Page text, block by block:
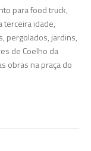
Meriti
praça
para food truck,
terceira idade,
pergolados, jardins,
de Coelho da
obras na praça do